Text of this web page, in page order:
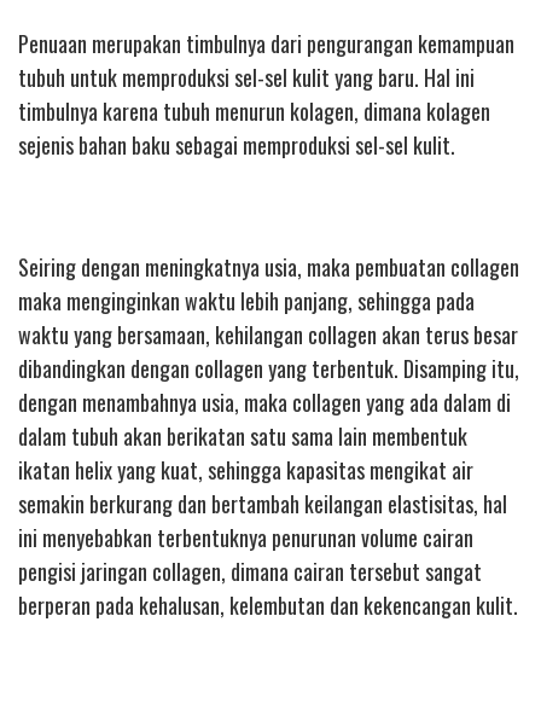
Penuaan merupakan timbulnya dari pengurangan kemampuan
tubuh untuk memproduksi sel-sel kulit yang baru. Hal ini
timbulnya karena tubuh menurun kolagen, dimana kolagen
sejenis bahan baku sebagai memproduksi sel-sel kulit.
Seiring dengan meningkatnya usia, maka pembuatan collagen
maka menginginkan waktu lebih panjang, sehingga pada
waktu yang bersamaan, kehilangan collagen akan terus besar
dibandingkan dengan collagen yang terbentuk. Disamping itu,
dengan menambahnya usia, maka collagen yang ada dalam di
dalam tubuh akan berikatan satu sama lain membentuk
ikatan helix yang kuat, sehingga kapasitas mengikat air
semakin berkurang dan bertambah keilangan elastisitas, hal
ini menyebabkan terbentuknya penurunan volume cairan
pengisi jaringan collagen, dimana cairan tersebut sangat
berperan pada kehalusan, kelembutan dan kekencangan kulit.